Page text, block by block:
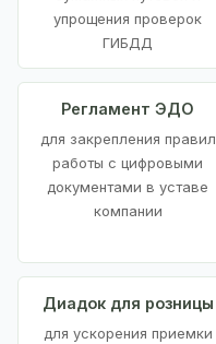
упрощения проверок
ГИБДД
Регламент ЭДО
для закрепления правил
работы с цифровыми
документами в уставе
компании
Диадок для розницы
для ускорения приемки